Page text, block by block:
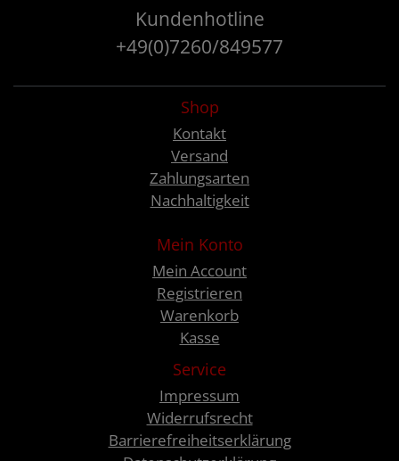
Kundenhotline
+49(0)7260/849577
Shop
Kontakt
Versand
Zahlungsarten
Nachhaltigkeit
Mein Konto
Mein Account
Registrieren
Warenkorb
Kasse
Service
Impressum
Widerrufsrecht
Barrierefreiheitserklärung